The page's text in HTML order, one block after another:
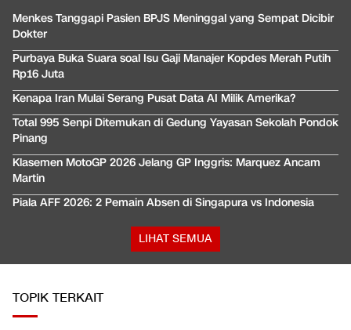
Menkes Tanggapi Pasien BPJS Meninggal yang Sempat Dicibir
Dokter
Purbaya Buka Suara soal Isu Gaji Manajer Kopdes Merah Putih
Rp16 Juta
Kenapa Iran Mulai Serang Pusat Data AI Milik Amerika?
Total 995 Senpi Ditemukan di Gedung Yayasan Sekolah Pondok
Pinang
Klasemen MotoGP 2026 Jelang GP Inggris: Marquez Ancam
Martin
Piala AFF 2026: 2 Pemain Absen di Singapura vs Indonesia
LIHAT SEMUA
TOPIK TERKAIT